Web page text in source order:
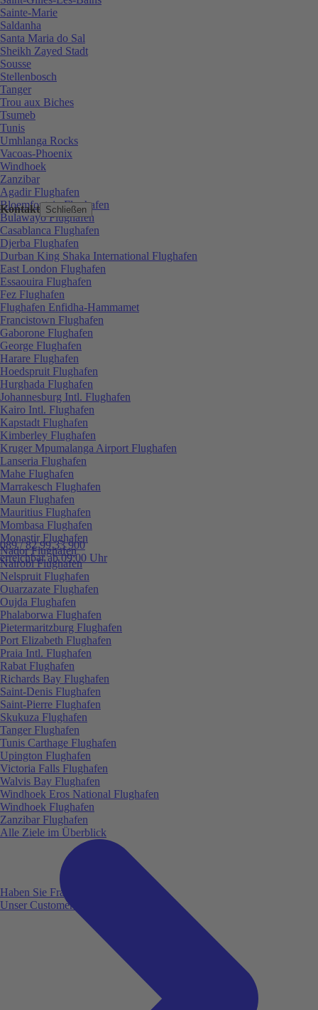
Kontakt Schließen
089 / 82 99 33 900
erreichbar ab 09:00 Uhr
Haben Sie Fragen?
Unser Customer Service ist für Sie da!
Sainte-Marie
Saldanha
Santa Maria do Sal
Sheikh Zayed Stadt
Sousse
Stellenbosch
Tanger
Trou aux Biches
Tsumeb
Tunis
Umhlanga Rocks
Vacoas-Phoenix
Windhoek
Zanzibar
Agadir Flughafen
Bloemfontein Flughafen
Bulawayo Flughafen
Casablanca Flughafen
Djerba Flughafen
Durban King Shaka International Flughafen
East London Flughafen
Essaouira Flughafen
Fez Flughafen
Flughafen Enfidha-Hammamet
Francistown Flughafen
Gaborone Flughafen
George Flughafen
Harare Flughafen
Hoedspruit Flughafen
Hurghada Flughafen
Johannesburg Intl. Flughafen
Kairo Intl. Flughafen
Kapstadt Flughafen
Kimberley Flughafen
Kruger Mpumalanga Airport Flughafen
Lanseria Flughafen
Mahe Flughafen
Marrakesch Flughafen
Maun Flughafen
Mauritius Flughafen
Mombasa Flughafen
Monastir Flughafen
Nador Flughafen
Nairobi Flughafen
Nelspruit Flughafen
Ouarzazate Flughafen
Oujda Flughafen
Phalaborwa Flughafen
Pietermaritzburg Flughafen
Port Elizabeth Flughafen
Praia Intl. Flughafen
Rabat Flughafen
Richards Bay Flughafen
Saint-Denis Flughafen
Saint-Pierre Flughafen
Skukuza Flughafen
Tanger Flughafen
Tunis Carthage Flughafen
Upington Flughafen
Victoria Falls Flughafen
Walvis Bay Flughafen
Windhoek Eros National Flughafen
Windhoek Flughafen
Zanzibar Flughafen
Alle Ziele im Überblick